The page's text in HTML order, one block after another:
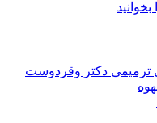
ترمیمی دکتر وقردوست